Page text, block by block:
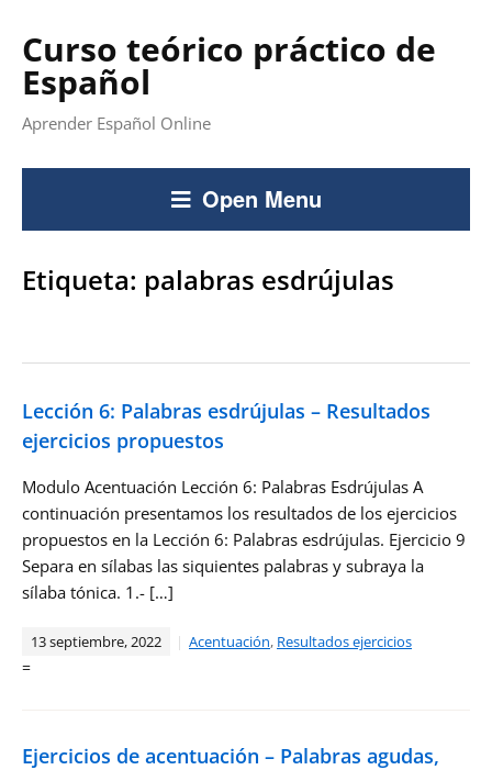
Curso teórico práctico de
Español
Aprender Español Online
Open Menu
Etiqueta: palabras esdrújulas
Lección 6: Palabras esdrújulas – Resultados
ejercicios propuestos
Modulo Acentuación Lección 6: Palabras Esdrújulas A
continuación presentamos los resultados de los ejercicios
propuestos en la Lección 6: Palabras esdrújulas. Ejercicio 9
Separa en sílabas las siquientes palabras y subraya la
sílaba tónica. 1.- […]
13 septiembre, 2022 Acentuación, Resultados ejercicios
=
Ejercicios de acentuación – Palabras agudas,